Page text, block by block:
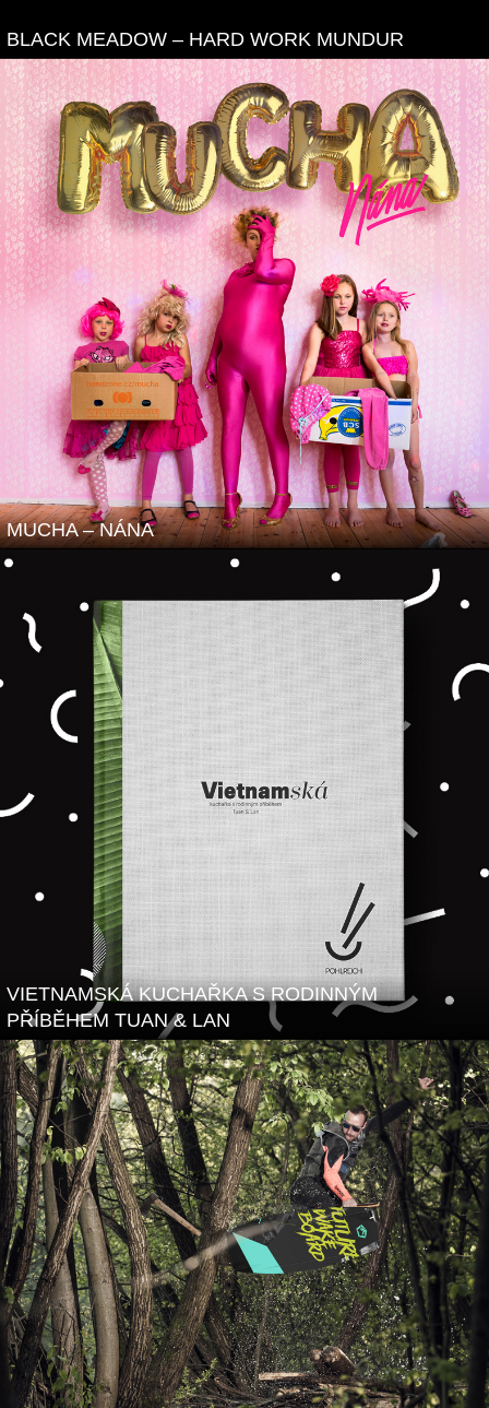
BLACK MEADOW – HARD WORK MUNDUR
MUCHA – NÁNA
VIETNAMSKÁ KUCHAŘKA S RODINNÝM
PŘÍBĚHEM TUAN & LAN